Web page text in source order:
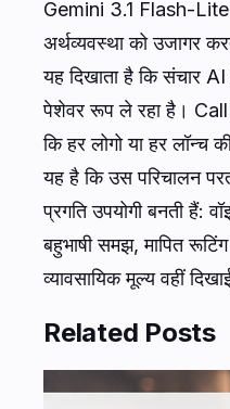
Gemini 3.1 Flash-Lite
अर्थव्यवस्था को उजागर
यह दिखाता है कि संचार
पेशेवर रूप ले रहा है।
कि हर लोगो या हर लॉन्च
यह है कि उस परिचालन
प्रगति उपयोगी बनती हैं:
बहुभाषी समझ, मापित
व्यावसायिक मूल्य वहीं
Related Posts